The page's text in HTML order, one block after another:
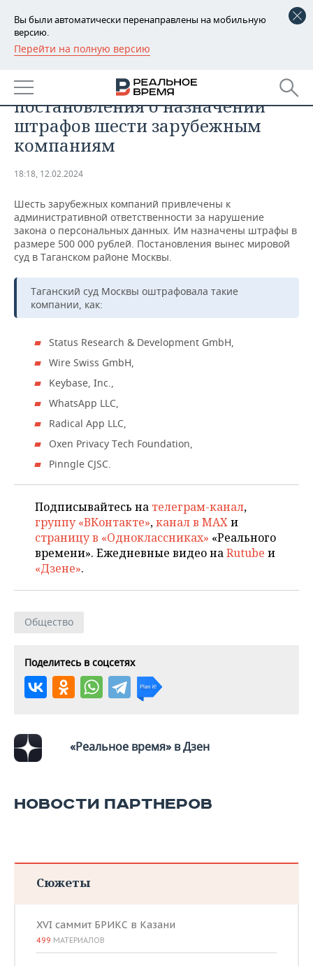
Вы были автоматически перенаправлены на мобильную
версию.
Перейти на полную версию
РЕГИОНЫ
БАШКОРТОСТАН
ТАТАРСТАН
УДМУРТИЯ
НОВОСТИ
АНАЛИТИКА
НОВОСТИ АНАЛИТИКИ
ДЕКЛАРАЦИИ О ДОХОДАХ
КОРОЛИ ГОСЗАКАЗА ПФО
ВУЗЫ ТАТАРСТАНА
КОМУ ПРИНАДЛЕЖАТ
ТОРГОВЫЕ ЦЕНТРЫ
ТАТАРСТАНА
ЭКОНОМИКА
НОВОСТИ ЭКОНОМИКИ
ФИНАНСЫ
БАНКИ
БЮДЖЕТ
ИНВЕСТИЦИИ
ПРОМЫШЛЕННОСТЬ
НОВОСТИ
ПРОМЫШЛЕННОСТИ
АГРОПРОМ
МАШИНОСТРОЕНИЕ
НЕФТЕХИМИЯ
НЕФТЬ
ОПК
НЕДВИЖИМОСТЬ
НОВОСТИ НЕДВИЖИМОСТИ
АВТО
НОВОСТИ АВТО
БИЗНЕС
НОВОСТИ БИЗНЕСА
РОЗНИЧНАЯ ТОРГОВЛЯ
УСЛУГИ
ТЕХНОЛОГИИ
НОВОСТИ ТЕХНОЛОГИЙ
МЕДИА
МЕРОПРИЯТИЯ
НОВОСТИ МЕРОПРИЯТИЙ
ВЫЕЗДНАЯ РЕДАКЦИЯ
ONLINE-КОНФЕРЕНЦИИ
ОТКРЫТАЯ ЛЕКЦИЯ
НОВОСТИ СПОРТА
ХОККЕЙ
БАСКЕТБОЛ
ВОЛЕЙБОЛ
КИБЕРСПОРТ
ВОДНЫЕ ВИДЫ СПОРТА
ХОККЕЙ С МЯЧОМ
ОБЩЕСТВО
ВЛАСТЬ
ИНФРАСТРУКТУРА
ИСТОРИЯ
КУЛЬТУРА
ОБРАЗОВАНИЕ
ПРОИСШЕСТВИЯ
СЮЖЕТЫ
СПРАВОЧНИК
СПИСОК ПЕРСОН
СПИСОК КОМПАНИЙ
ПОЛНАЯ ВЕРСИЯ
Таганский суд Москвы вынес
постановления о назначении
штрафов шести зарубежным
компаниям
18:18, 12.02.2024
Шесть зарубежных компаний привлечены к
административной ответственности за нарушение
закона о персональных данных. Им назначены штрафы в
размере 500 000 рублей. Постановления вынес мировой
суд в Таганском районе Москвы.
Таганский суд Москвы оштрафовала такие
компании, как:
Status Research & Development GmbH,
Wire Swiss GmbH,
Keybase, Inc.,
WhatsApp LLC,
Radical App LLC,
Oxen Privacy Tech Foundation,
Pinngle CJSC.
Подписывайтесь на телеграм-канал,
группу «ВКонтакте»,канал в MAXи
страницу в «Одноклассниках» «Реального
времени». Ежедневные видео наRutube и
«Дзене».
Общество
Поделитесь в соцсетях
«Реальное время» в Дзен
НОВОСТИ ПАРТНЕРОВ
Сюжеты
XVI саммит БРИКС в Казани
499 МАТЕРИАЛОВ